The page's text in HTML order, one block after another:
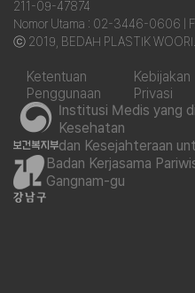
211-09-47874
Nomor Utama : 02-3446-0606 |
ⓒ 2019, BEDAH PLASTIK WOORI.
Ketentuan
Penggunaan
Kebijakan
Privasi
Institusi Medis yang
Kesehatan
dan Kesejahteraan
Badan Kerjasama
Gangnam-gu